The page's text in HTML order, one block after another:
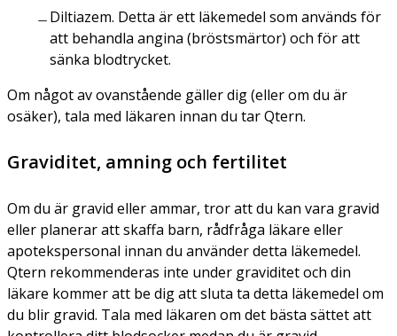
Diltiazem. Detta är ett läkemedel som används för
att behandla angina (bröstsmärtor) och för att
sänka blodtrycket.
Om något av ovanstående gäller dig (eller om du är
osäker), tala med läkaren innan du tar Qtern.
Graviditet, amning och fertilitet
Om du är gravid eller ammar, tror att du kan vara gravid
eller planerar att skaffa barn, rådfråga läkare eller
apotekspersonal innan du använder detta läkemedel.
Qtern rekommenderas inte under graviditet och din
läkare kommer att be dig att sluta ta detta läkemedel om
du blir gravid. Tala med läkaren om det bästa sättet att